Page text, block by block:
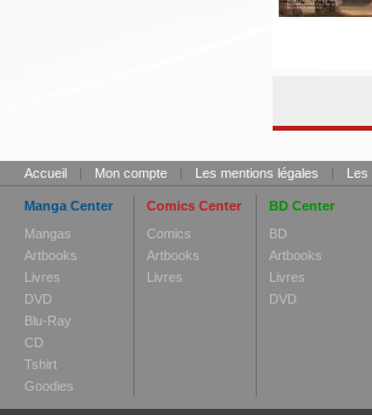
Accueil | Mon compte | Les mentions légales | Les
Manga Center
Mangas
Artbooks
Livres
DVD
Blu-Ray
CD
Tshirt
Goodies
Comics Center
Comics
Artbooks
Livres
BD Center
BD
Artbooks
Livres
DVD